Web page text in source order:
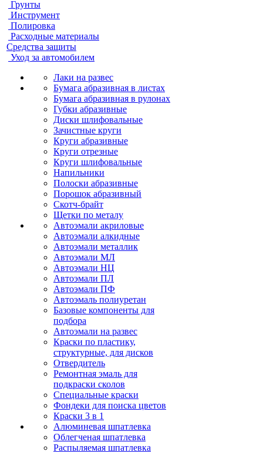
Грунты
Инструмент
Полировка
Расходные материалы
Средства защиты
Уход за автомобилем
Лаки на развес
Бумага абразивная в листах
Бумага абразивная в рулонах
Губки абразивные
Диски шлифовальные
Зачистные круги
Круги абразивные
Круги отрезные
Круги шлифовальные
Напильники
Полоски абразивные
Порошок абразивный
Скотч-брайт
Щетки по металу
Автоэмали акриловые
Автоэмали алкидные
Автоэмали металлик
Автоэмали МЛ
Автоэмали НЦ
Автоэмали ПЛ
Автоэмали ПФ
Автоэмаль полиуретан
Базовые компоненты для
подбора
Автоэмали на развес
Краски по пластику,
структурные, для дисков
Отвердитель
Ремонтная эмаль для
подкраски сколов
Специальные краски
Фондеки для поиска цветов
Краски 3 в 1
Алюминевая шпатлевка
Облегченая шпатлевка
Распыляемая шпатлевка